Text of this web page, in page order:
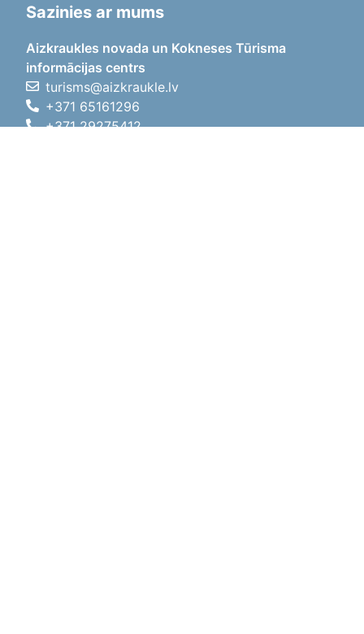
Sazinies ar mums
Aizkraukles novada un Kokneses Tūrisma
informācijas centrs
turisms@aizkraukle.lv
+371 65161296
+371 29275412